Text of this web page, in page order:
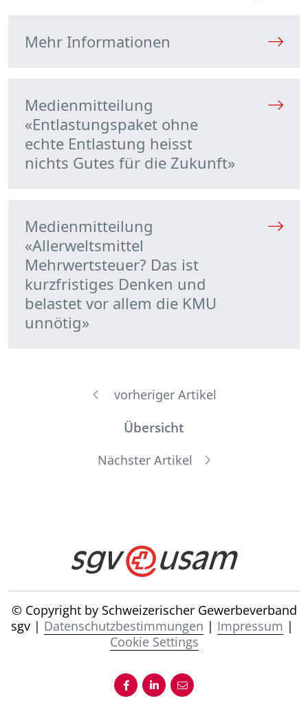
Mehr Informationen
Medienmitteilung
«Entlastungspaket ohne
echte Entlastung heisst
nichts Gutes für die Zukunft»
Medienmitteilung
«Allerweltsmittel
Mehrwertsteuer? Das ist
kurzfristiges Denken und
belastet vor allem die KMU
unnötig»
vorheriger Artikel
Übersicht
Nächster Artikel
© Copyright by Schweizerischer Gewerbeverband
sgv | Datenschutzbestimmungen | Impressum |
Cookie Settings